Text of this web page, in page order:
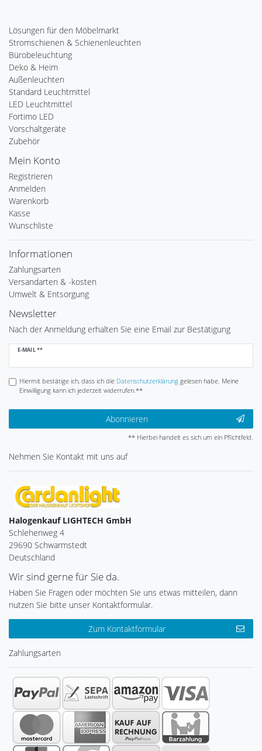
Lösungen für den Möbelmarkt
Stromschienen & Schienenleuchten
Bürobeleuchtung
Deko & Heim
Außenleuchten
Standard Leuchtmittel
LED Leuchtmittel
Fortimo LED
Vorschaltgeräte
Zubehör
Mein Konto
Registrieren
Anmelden
Warenkorb
Kasse
Wunschliste
Informationen
Zahlungsarten
Versandarten & -kosten
Umwelt & Entsorgung
Newsletter
Nach der Anmeldung erhalten Sie eine Email zur Bestätigung
E-MAIL **
Newsletter
Hiermit bestätige ich, dass ich die Daten­schutz­erklärunggelesen habe. Meine
Einwilligung kann ich jederzeit widerrufen.**
Abonnieren
** Hierbei handelt es sich um ein Pflichtfeld.
Nehmen Sie Kontakt mit uns auf
Halogenkauf LIGHTECH GmbH
Schlehenweg 4
29690 Schwarmstedt
Deutschland
Wir sind gerne für Sie da.
Haben Sie Fragen oder möchten Sie uns etwas mitteilen, dann
nutzen Sie bitte unser Kontaktformular.
Zum Kontaktformular
Zahlungsarten